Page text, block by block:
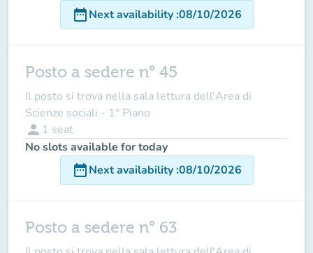
date_rangeNext availability:08/10/2026
Posto a sedere n° 45
Il posto si trova nella sala lettura dell'Area di
Scienze sociali - 1° Piano
person 1 seat
No slots available for today
date_rangeNext availability:08/10/2026
Posto a sedere n° 63